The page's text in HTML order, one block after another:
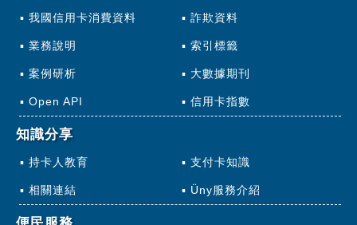
我國信用卡消費資料 詐欺資料
業務說明 索引標籤
案例研析 大數據期刊
Open API 信用卡指數
知識分享
持卡人教育 支付卡知識
相關連結 Üny服務介紹